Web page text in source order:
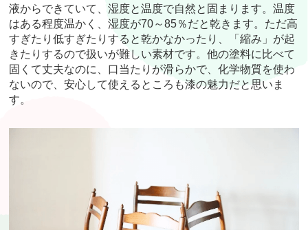
液からできていて、湿度と温度で自然と固まります。温度
はある程度温かく、湿度が70～85％だと乾きます。ただ高
すぎたり低すぎたりすると乾かなかったり、「縮み」が起
きたりするので扱いが難しい素材です。他の塗料に比べて
固くて丈夫なのに、口当たりが滑らかで、化学物質を使わ
ないので、安心して使えるところも漆の魅力だと思いま
す。